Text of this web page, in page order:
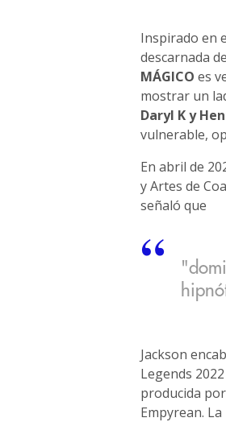
Inspirado en
descarnada
MÁGICO es
mostrar un
Daryl K y
vulnerable,
En abril de
y Artes de
señaló que
Jackson
Legends
producida
Empyrean.